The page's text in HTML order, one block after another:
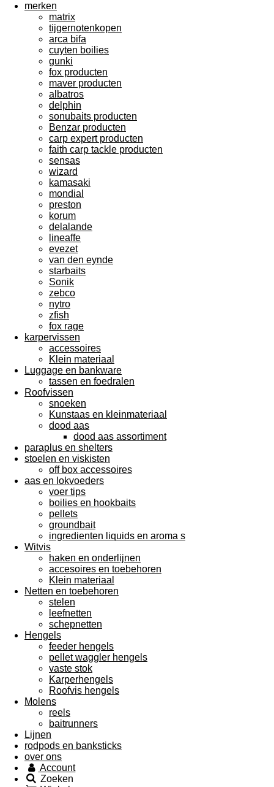
merken
matrix
tijgernotenkopen
arca bifa
cuyten boilies
gunki
fox producten
maver producten
albatros
delphin
sonubaits producten
Benzar producten
carp expert producten
faith carp tackle producten
sensas
wizard
kamasaki
mondial
preston
korum
delalande
lineaffe
evezet
van den eynde
starbaits
Sonik
zebco
nytro
zfish
fox rage
karpervissen
accessoires
Klein materiaal
Luggage en bankware
tassen en foedralen
Roofvissen
snoeken
Kunstaas en kleinmateriaal
dood aas
dood aas assortiment
paraplus en shelters
stoelen en viskisten
off box accessoires
aas en lokvoeders
voer tips
boilies en hookbaits
pellets
groundbait
ingredienten liquids en aroma s
Witvis
haken en onderlijnen
accesoires en toebehoren
Klein materiaal
Netten en toebehoren
stelen
leefnetten
schepnetten
Hengels
feeder hengels
pellet waggler hengels
vaste stok
Karperhengels
Roofvis hengels
Molens
reels
baitrunners
Lijnen
rodpods en banksticks
over ons
Account
Zoeken